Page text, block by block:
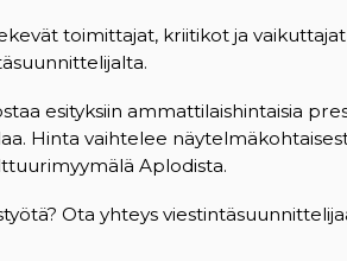
toimittajat, kriitikot ja
esityksiin ammattilaishintaisia
Hinta vaihtelee
Aplodista.
Ota yhteys